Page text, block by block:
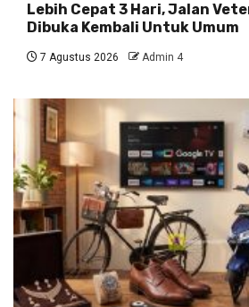
Lebih Cepat 3 Hari, Jalan
Dibuka Kembali Untuk Umum
7 Agustus 2026 Admin 4